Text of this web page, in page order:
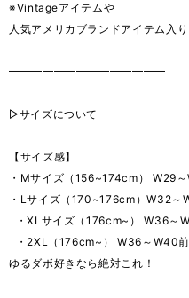
※Vintageアイテムや
人気アメリカブランドアイテム入り
━━━━━━━━━━━━━━
▷サイズについて
【サイズ感】
・Mサイズ（156~174cm） W29
・Lサイズ（170~176cm）W32～
・XLサイズ（176cm~） W36～
・2XL（176cm~） W36～W40
ゆるダボ好きなら絶対これ！